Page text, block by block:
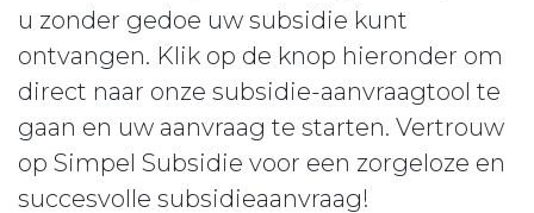
u zonder gedoe uw subsidie kunt
ontvangen. Klik op de knop hieronder om
direct naar onze subsidie-aanvraagtool te
gaan en uw aanvraag te starten. Vertrouw
op Simpel Subsidie voor een zorgeloze en
succesvolle subsidieaanvraag!